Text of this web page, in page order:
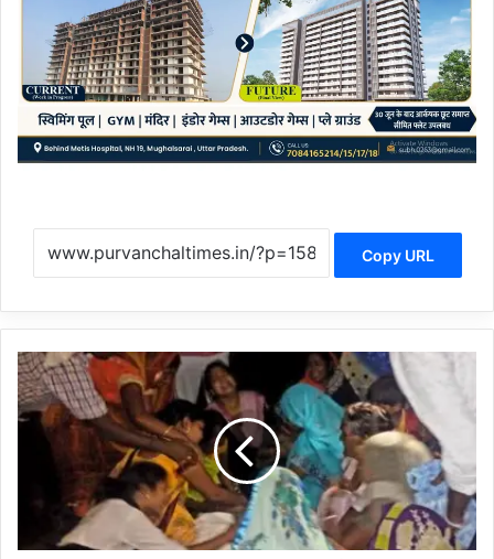
Copy URL
दो
बाइकों
की
जोरदार
मौत